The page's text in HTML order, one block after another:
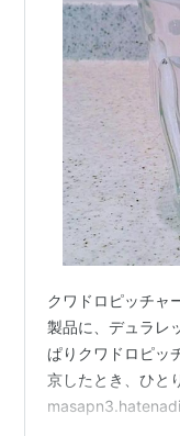
クワドロピッチャ
製品に、デュラレ
ぱりクワドロピッ
京したとき、ひと